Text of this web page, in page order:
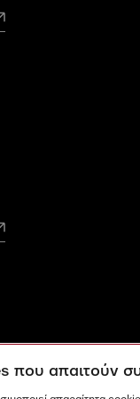
που απαιτούν